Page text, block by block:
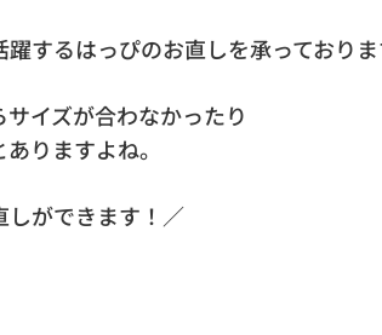
するはっぴのお直しを承っておりま
イズが合わなかったり
りますよね。
しができます！／